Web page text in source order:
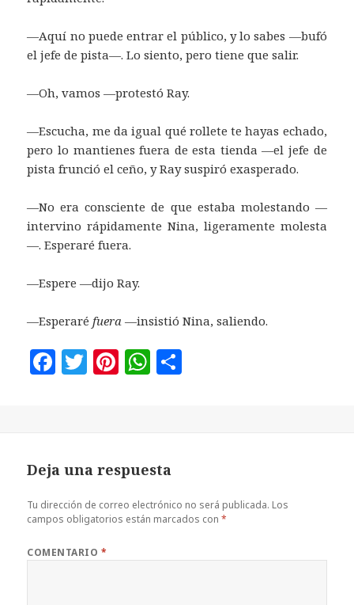
—Aquí no puede entrar el público, y lo sabes —bufó
el jefe de pista—. Lo siento, pero tiene que salir.
—Oh, vamos —protestó Ray.
—Escucha, me da igual qué rollete te hayas echado,
pero lo mantienes fuera de esta tienda —el jefe de
pista frunció el ceño, y Ray suspiró exasperado.
—No era consciente de que estaba molestando —
intervino rápidamente Nina, ligeramente molesta
—. Esperaré fuera.
—Espere —dijo Ray.
—Esperaréfuera —insistió Nina, saliendo.
F
b
o
T
r
Pi
es
t
W
A
p ir
Deja una respuesta
Tu dirección de correo electrónico no será publicada. Los
campos obligatorios están marcados con*
COMENTARIO *